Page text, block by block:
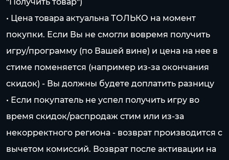
• Цена товара актуальна ТОЛЬКО на момент
покупки. Если Вы не смогли вовремя получить
игру/программу (по Вашей вине) и цена на нее в
стиме поменяется (например из-за окончания
скидок) - Вы должны будете доплатить разницу
• Если покупатель не успел получить игру во
время скидок/распродаж стим или из-за
некорректного региона - возврат производится с
вычетом комиссий. Возврат после активации на